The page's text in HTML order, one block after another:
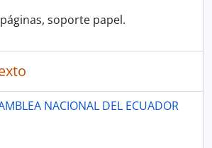
soporte papel.
NACIONAL DEL ECUADOR